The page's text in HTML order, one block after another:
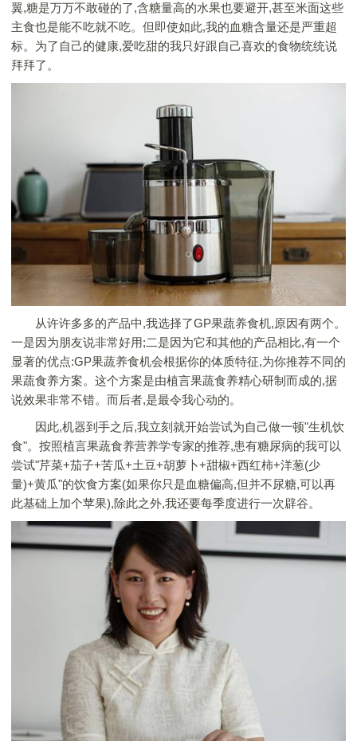
翼,糖是万万不敢碰的了,含糖量高的水果也要避开,甚至米面这些
主食也是能不吃就不吃。但即使如此,我的血糖含量还是严重超
标。为了自己的健康,爱吃甜的我只好跟自己喜欢的食物统统说
拜拜了。
从许许多多的产品中,我选择了GP果蔬养食机,原因有两个。
一是因为朋友说非常好用;二是因为它和其他的产品相比,有一个
显著的优点:GP果蔬养食机会根据你的体质特征,为你推荐不同的
果蔬食养方案。这个方案是由植言果蔬食养精心研制而成的,据
说效果非常不错。而后者,是最令我心动的。
因此,机器到手之后,我立刻就开始尝试为自己做一顿"生机饮
食"。按照植言果蔬食养营养学专家的推荐,患有糖尿病的我可以
尝试"芹菜+茄子+苦瓜+土豆+胡萝卜+甜椒+西红柿+洋葱(少
量)+黄瓜"的饮食方案(如果你只是血糖偏高,但并不尿糖,可以再
此基础上加个苹果),除此之外,我还要每季度进行一次辟谷。